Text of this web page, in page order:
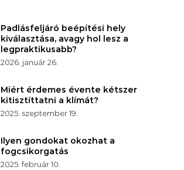
Padlásfeljáró beépítési hely
kiválasztása, avagy hol lesz a
legpraktikusabb?
2026. január 26.
Miért érdemes évente kétszer
kitisztíttatni a klímát?
2025. szeptember 19.
Ilyen gondokat okozhat a
fogcsikorgatás
2025. február 10.